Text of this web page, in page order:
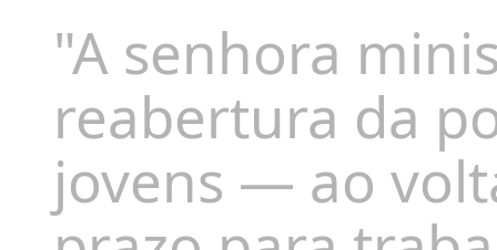
"A senhora
reabertura da
jovens — ao